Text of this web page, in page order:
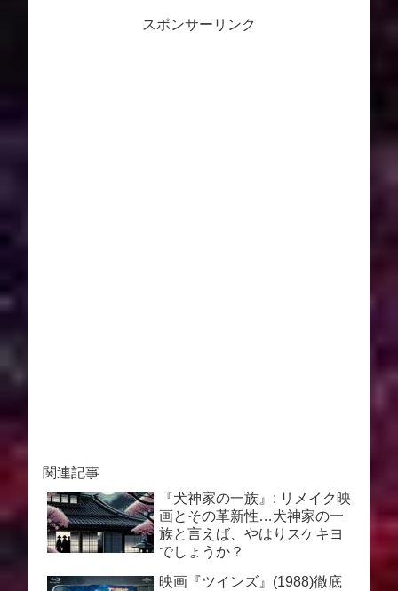
スポンサーリンク
関連記事
『犬神家の一族』: リメイク映
画とその革新性…犬神家の一
族と言えば、やはりスケキヨ
でしょうか？
映画『ツインズ』(1988)徹底